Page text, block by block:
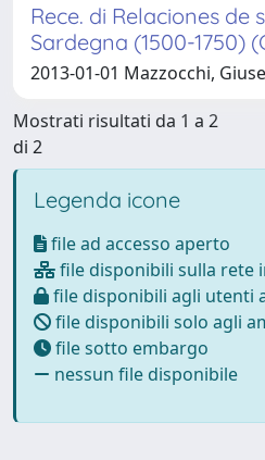
Rece. di Relaciones de
Sardegna (1500-1750)
2013-01-01 Mazzocchi,
Mostrati risultati da 1 a 2
di 2
Legenda icone
file ad accesso aperto
file disponibili sulla rete
file disponibili agli utenti
file disponibili solo agli
file sotto embargo
nessun file disponibile